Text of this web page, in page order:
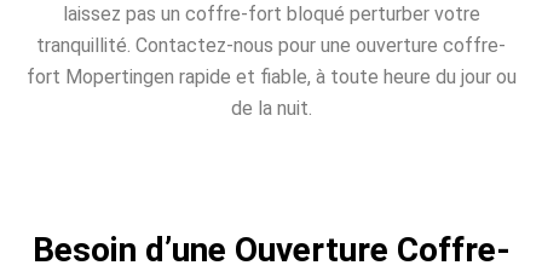
laissez pas un coffre-fort bloqué perturber votre
tranquillité. Contactez-nous pour une ouverture coffre-
fort Mopertingen rapide et fiable, à toute heure du jour ou
de la nuit.
Besoin d’une Ouverture Coffre-